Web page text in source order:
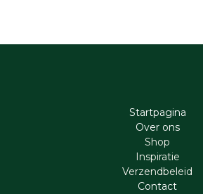
Startpagina
Ove​r​ ons
Shop
Inspiratie
Verzendbeleid
Cont​act